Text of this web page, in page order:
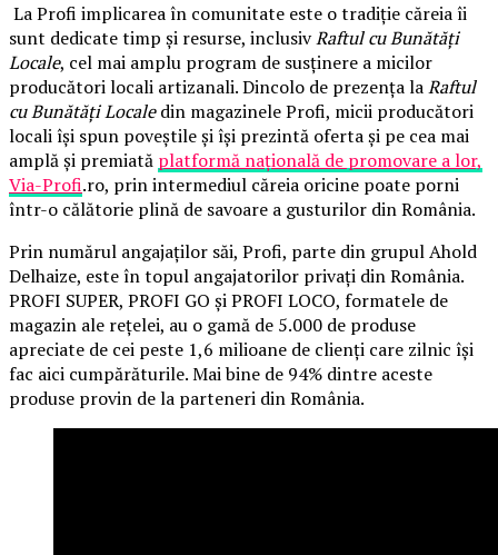
La Profi implicarea în comunitate este o tradiție căreia îi
sunt dedicate timp și resurse, inclusivRaftul cu Bunătăți
Locale, cel mai amplu program de susținere a micilor
producători locali artizanali. Dincolo de prezența laRaftul
cu Bunătăți Localedin magazinele Profi, micii producători
locali își spun poveștile și își prezintă oferta și pe cea mai
amplă și premiată platformă națională de promovare a lor,
Via-Profi.ro, prin intermediul căreia oricine poate porni
într-o călătorie plină de savoare a gusturilor din România.
Prin numărul angajaților săi, Profi, parte din grupul Ahold
Delhaize, este în topul angajatorilor privați din România.
PROFI SUPER, PROFI GO și PROFI LOCO, formatele de
magazin ale rețelei, au o gamă de 5.000 de produse
apreciate de cei peste 1,6 milioane de clienți care zilnic își
fac aici cumpărăturile. Mai bine de 94% dintre aceste
produse provin de la parteneri din România.